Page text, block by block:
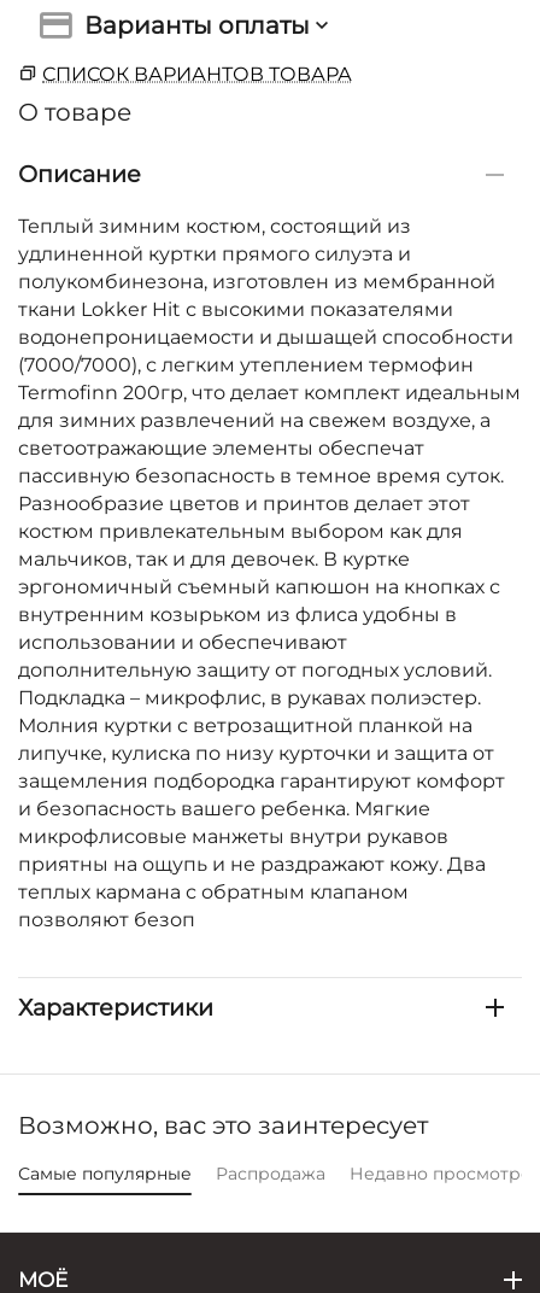
Варианты оплаты
СПИСОК ВАРИАНТОВ ТОВАРА
О товаре
Описание
Теплый зимним костюм, состоящий из
удлиненной куртки прямого силуэта и
полукомбинезона, изготовлен из мембранной
ткани Lokker Hit с высокими показателями
водонепроницаемости и дышащей способности
(7000/7000), с легким утеплением термофин
Termofinn 200гр, что делает комплект идеальным
для зимних развлечений на свежем воздухе, а
светоотражающие элементы обеспечат
пассивную безопасность в темное время суток.
Разнообразие цветов и принтов делает этот
костюм привлекательным выбором как для
мальчиков, так и для девочек. В куртке
эргономичный съемный капюшон на кнопках с
внутренним козырьком из флиса удобны в
использовании и обеспечивают
дополнительную защиту от погодных условий.
Подкладка – микрофлис, в рукавах полиэстер.
Молния куртки с ветрозащитной планкой на
липучке, кулиска по низу курточки и защита от
защемления подбородка гарантируют комфорт
и безопасность вашего ребенка. Мягкие
микрофлисовые манжеты внутри рукавов
приятны на ощупь и не раздражают кожу. Два
теплых кармана с обратным клапаном
позволяют безоп
Характеристики
Возможно, вас это заинтересует
Самые популярные Распродажа Недавно
МОЁ